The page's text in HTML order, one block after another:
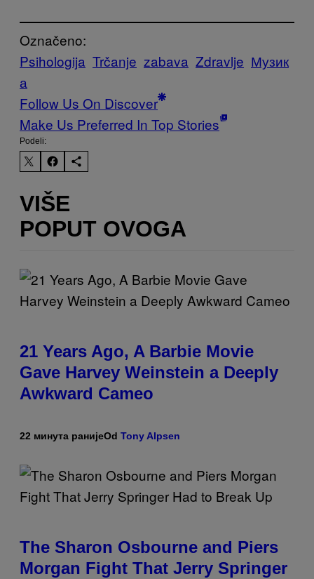
Označeno:
Psihologija Trčanje zabava Zdravlje Музик
а
Follow Us On Discover
Make Us Preferred In Top Stories
Podeli:
VIŠE
POPUT OVOGA
21 Years Ago, A Barbie Movie
Gave Harvey Weinstein a Deeply
Awkward Cameo
22 минута ранијеOd Tony Alpsen
The Sharon Osbourne and Piers
Morgan Fight That Jerry Springer